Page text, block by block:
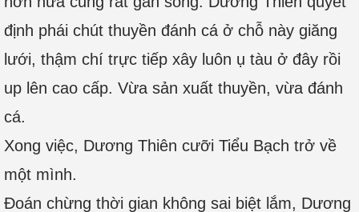
định phái chút thuyền đánh cá ở chỗ này giăng
lưới, thậm chí trực tiếp xây luôn ụ tàu ở đây rồi
up lên cao cấp. Vừa sản xuất thuyền, vừa đánh
cá.
Xong việc, Dương Thiên cưỡi Tiểu Bạch trở về
một mình.
Đoán chừng thời gian không sai biệt lắm, Dương